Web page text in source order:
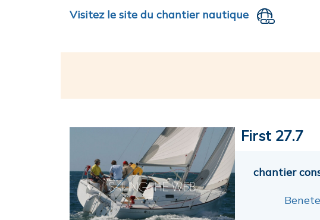
Visitez le site du chantier nautique
First 27.7
chantier